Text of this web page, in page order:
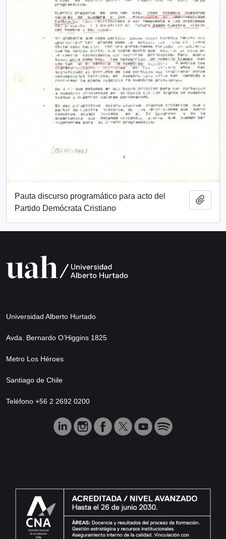
Pauta discurso programático para acto del
Partido Demócrata Cristiano
Universidad Alberto Hurtado
Avda. Bernardo O’Higgins 1825
Metro Los Héroes
Santiago de Chile
Teléfono +56 2 2692 0200